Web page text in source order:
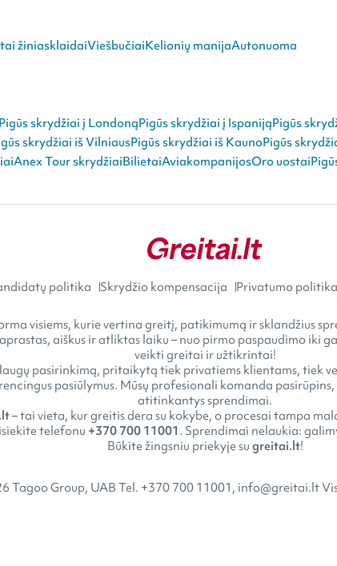
žiniasklaidaiViešbučiaiKelionių manijaAutonuoma
Pigūs skrydžiai į LondonąPigūs skrydžiai į IspanijąPigūs
skrydžiai iš VilniausPigūs skrydžiai iš KaunoPigūs
Anex Tour skrydžiaiBilietaiAviakompanijosOro uostai
politika Skrydžio kompensacija Privatumo politika
visiems, kurie vertina greitį, patikimumą ir sklandžius
aiškus ir atliktas laiku – nuo pirmo paspaudimo iki
veikti greitai ir užtikrintai!
pasirinkimą, pritaikytą tiek privatiems klientams, tiek
pasiūlymus. Mūsų profesionali komanda
atitinkantys sprendimai.
– tai vieta, kur greitis dera su kokybe, o procesai tampa
telefonu +370 700 11001 . Sprendimai nelaukia:
Būkite žingsniu priekyje su greitai.lt!
Tagoo Group, UAB Tel. +370 700 11001, info@greitai.lt